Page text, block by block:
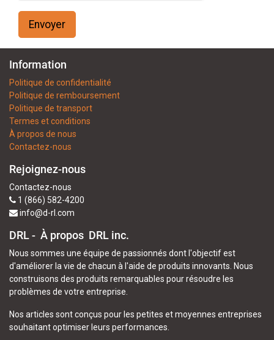
Envoyer
Information
Politique de confidentialité
Politique de remboursement
Politique de transport
Termes et conditions
À propos de nous
Contactez-nous
Rejoignez-nous
Contactez-nous
1 (866) 582-4200
info@d-rl.com
DRL - À propos DRL inc.
Nous sommes une équipe de passionnés dont l'objectif est
d'améliorer la vie de chacun à l'aide de produits innovants. Nous
construisons des produits remarquables pour résoudre les
problèmes de votre entreprise.
Nos articles sont conçus pour les petites et moyennes entreprises
souhaitant optimiser leurs performances.